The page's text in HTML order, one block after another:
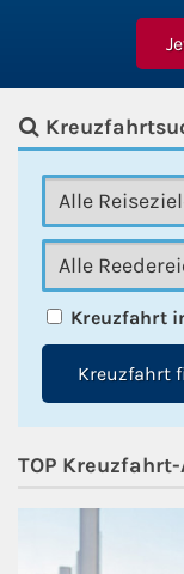
Kreuzfahrt
Kreuzfahrt
TOP